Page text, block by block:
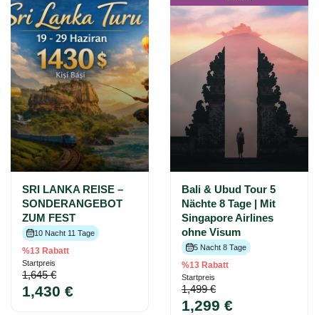
SRI LANKA REISE –
SONDERANGEBOT
ZUM FEST
10 Nacht 11 Tage
%13 Rabatt
Startpreis
1,645 €
1,430 €
Bali & Ubud Tour 5
Nächte 8 Tage | Mit
Singapore Airlines
ohne Visum
5 Nacht 8 Tage
%13 Rabatt
Startpreis
1,499 €
1,299 €